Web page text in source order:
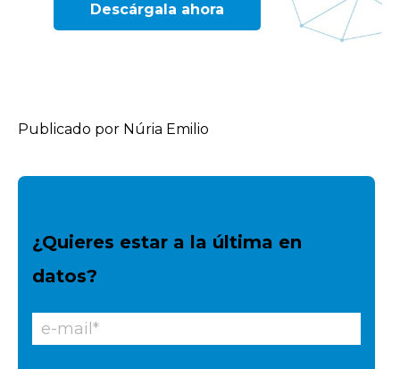
Descárgala ahora
Publicado por Núria Emilio
¿Quieres estar a la última en
datos?